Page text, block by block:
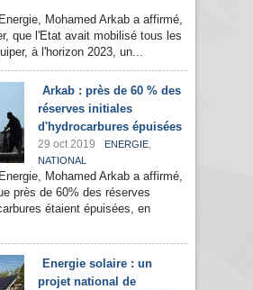
Mohamed Arkab a affirmé,
que l'Etat avait mobilisé tous les
à l'horizon 2023, un...
Arkab : près de 60 % des
réserves initiales
d'hydrocarbures épuisées
29 oct 2019 ENERGIE,
NATIONAL
Mohamed Arkab a affirmé,
près de 60% des réserves
étaient épuisées, en
Energie solaire : un
projet national de